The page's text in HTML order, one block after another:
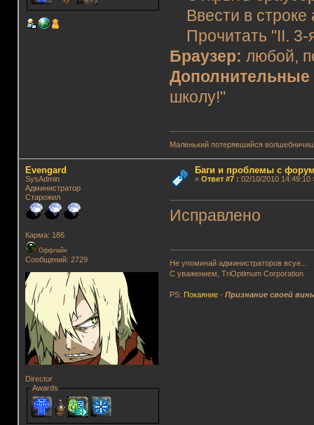
Ввести в строке
Прочитать "II. 3-
Браузер:любой,
школу!"
Маленький потерявшийся
Evengard
SysAdmin
Администратор
Старожил
Карма: 186
Оффлайн
Сообщений: 2729
Director
Awards
Баги и проблемы с
« Ответ #7: 02/10/2010 14:49:10
Исправлено
Не упоминай администраторов всуе...
С уважением, TriOptimum Corporation
PS: Покаяние -Признание своей